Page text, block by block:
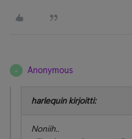
A Anonymous
harlequin kirjoitti:
Noniih..